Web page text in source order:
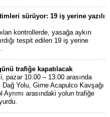
sürüyor: 19 iş yerine yazılı
kontrollerde, yasağa aykırı
tespit edilen 19 iş yerine
trafiğe kapatılacak
pazar 10.00 – 13.00 arasında
Yolu, Girne Acapulco Kavşağı
Ayrımı arasındaki yolun trafiğe